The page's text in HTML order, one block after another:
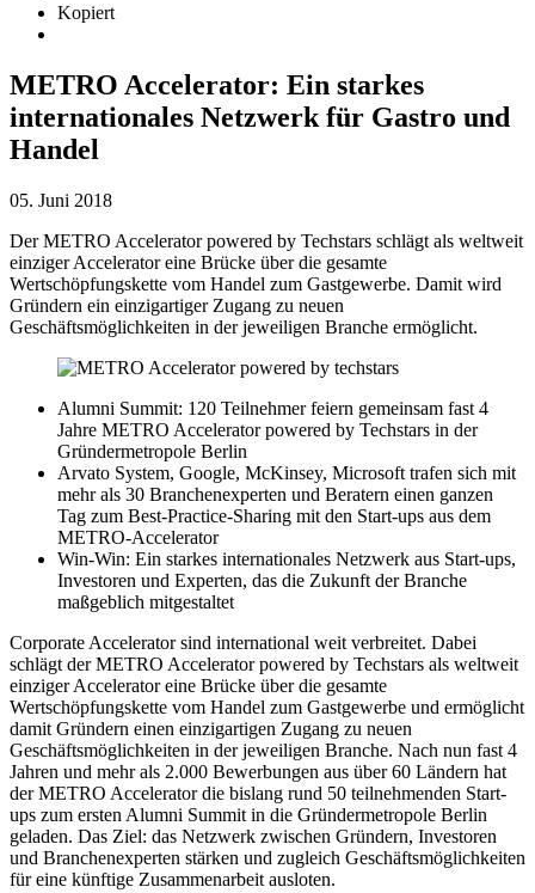
Kopiert
METRO Accelerator: Ein starkes
internationales Netzwerk für Gastro und
Handel
05. Juni 2018
Der METRO Accelerator powered by Techstars schlägt als weltweit
einziger Accelerator eine Brücke über die gesamte
Wertschöpfungskette vom Handel zum Gastgewerbe. Damit wird
Gründern ein einzigartiger Zugang zu neuen
Geschäftsmöglichkeiten in der jeweiligen Branche ermöglicht.
Alumni Summit: 120 Teilnehmer feiern gemeinsam fast 4
Jahre METRO Accelerator powered by Techstars in der
Gründermetropole Berlin
Arvato System, Google, McKinsey, Microsoft trafen sich mit
mehr als 30 Branchenexperten und Beratern einen ganzen
Tag zum Best-Practice-Sharing mit den Start-ups aus dem
METRO-Accelerator
Win-Win: Ein starkes internationales Netzwerk aus Start-ups,
Investoren und Experten, das die Zukunft der Branche
maßgeblich mitgestaltet
Corporate Accelerator sind international weit verbreitet. Dabei
schlägt der METRO Accelerator powered by Techstars als weltweit
einziger Accelerator eine Brücke über die gesamte
Wertschöpfungskette vom Handel zum Gastgewerbe und ermöglicht
damit Gründern einen einzigartigen Zugang zu neuen
Geschäftsmöglichkeiten in der jeweiligen Branche. Nach nun fast 4
Jahren und mehr als 2.000 Bewerbungen aus über 60 Ländern hat
der METRO Accelerator die bislang rund 50 teilnehmenden Start-
ups zum ersten Alumni Summit in die Gründermetropole Berlin
geladen. Das Ziel: das Netzwerk zwischen Gründern, Investoren
und Branchenexperten stärken und zugleich Geschäftsmöglichkeiten
für eine künftige Zusammenarbeit ausloten.